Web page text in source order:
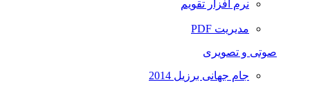
نرم افزار تقویم
مدیریت PDF
صوتی و تصویری
جام جهانی برزیل 2014